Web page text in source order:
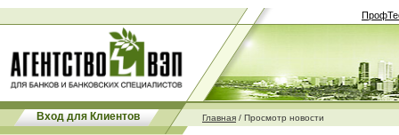
Вход для Клиентов Главная / Просмотр новости